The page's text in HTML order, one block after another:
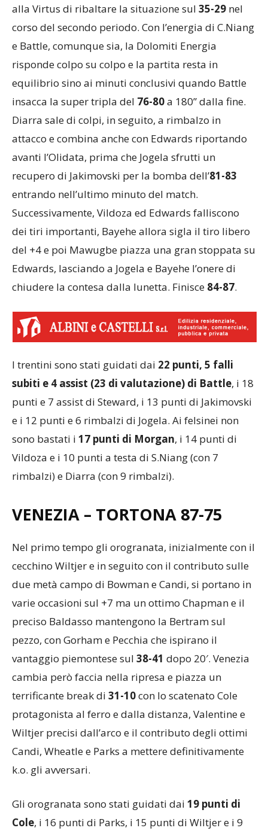
alla Virtus di ribaltare la situazione sul 35-29 nel
corso del secondo periodo. Con l’energia di C.Niang
e Battle, comunque sia, la Dolomiti Energia
risponde colpo su colpo e la partita resta in
equilibrio sino ai minuti conclusivi quando Battle
insacca la super tripla del 76-80a 180” dalla fine.
Diarra sale di colpi, in seguito, a rimbalzo in
attacco e combina anche con Edwards riportando
avanti l’Olidata, prima che Jogela sfrutti un
recupero di Jakimovski per la bomba dell’81-83
entrando nell’ultimo minuto del match.
Successivamente, Vildoza ed Edwards falliscono
dei tiri importanti, Bayehe allora sigla il tiro libero
del +4 e poi Mawugbe piazza una gran stoppata su
Edwards, lasciando a Jogela e Bayehe l’onere di
chiudere la contesa dalla lunetta. Finisce 84-87.
I trentini sono stati guidati dai 22 punti, 5 falli
subiti e 4 assist (23 di valutazione) di Battle, i 18
punti e 7 assist di Steward, i 13 punti di Jakimovski
e i 12 punti e 6 rimbalzi di Jogela. Ai felsinei non
sono bastati i 17 punti di Morgan, i 14 punti di
Vildoza e i 10 punti a testa di S.Niang (con 7
rimbalzi) e Diarra (con 9 rimbalzi).
VENEZIA – TORTONA 87-75
Nel primo tempo gli orogranata, inizialmente con il
cecchino Wiltjer e in seguito con il contributo sulle
due metà campo di Bowman e Candi, si portano in
varie occasioni sul +7 ma un ottimo Chapman e il
preciso Baldasso mantengono la Bertram sul
pezzo, con Gorham e Pecchia che ispirano il
vantaggio piemontese sul 38-41 dopo 20′. Venezia
cambia però faccia nella ripresa e piazza un
terrificante break di 31-10con lo scatenato Cole
protagonista al ferro e dalla distanza, Valentine e
Wiltjer precisi dall’arco e il contributo degli ottimi
Candi, Wheatle e Parks a mettere definitivamente
k.o. gli avversari.
Gli orogranata sono stati guidati dai 19 punti di
Cole, i 16 punti di Parks, i 15 punti di Wiltjer e i 9